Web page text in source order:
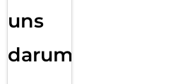
uns
darum!